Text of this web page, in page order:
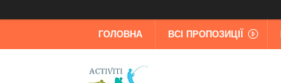
ГОЛОВНА ВСІ ПРОПОЗИЦІЇ